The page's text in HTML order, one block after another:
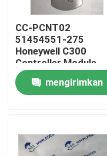
Rumah
Tentang kami
CC-PCNT02
51454551-275
Honeywell C300
Controller Module
mengirimkan